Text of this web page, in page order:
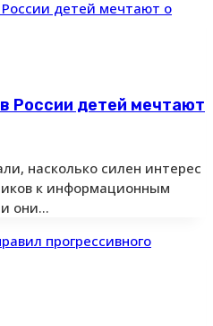
России детей мечтают
насколько силен интерес
к информационным
они…